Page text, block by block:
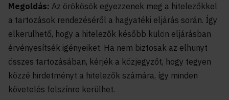
Megoldás: Az örökösök egyezzenek meg a hitelezőkkel
a tartozások rendezéséről a hagyatéki eljárás során. Így
elkerülhető, hogy a hitelezők később külön eljárásban
érvényesítsék igényeiket. Ha nem biztosak az elhunyt
összes tartozásában, kérjék a közjegyzőt, hogy tegyen
közzé hirdetményt a hitelezők számára, így minden
követelés felszínre kerülhet.